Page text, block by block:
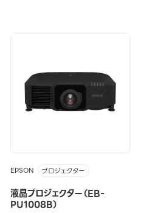
EPSON プロジェクター
液晶プロジェクター（EB-
PU1008B）